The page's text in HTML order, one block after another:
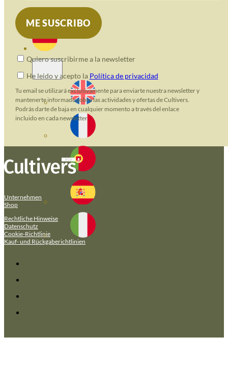
Quiero suscribirme a la newsletter
He leido y acepto la Política de privacidad
Tu email se utilizará exclusivamente para enviarte nuestra newsletter y
mantenerte informado sobre las actividades y ofertas de Cultivers.
Podrás darte de baja en cualquier momento a través del enlace
incluido en cada newsletter.
Unternehmen
Shop
Rechtliche Hinweise
Datenschutz
Cookie-Richtlinie
Kauf- und Rückgaberichtlinien